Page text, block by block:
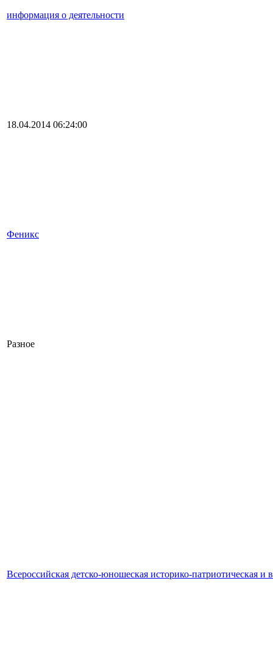
информация о деятельности
18.04.2014 06:24:00
Феникс
Разное
Всероссийская детско-юношеская историко-патриотическая